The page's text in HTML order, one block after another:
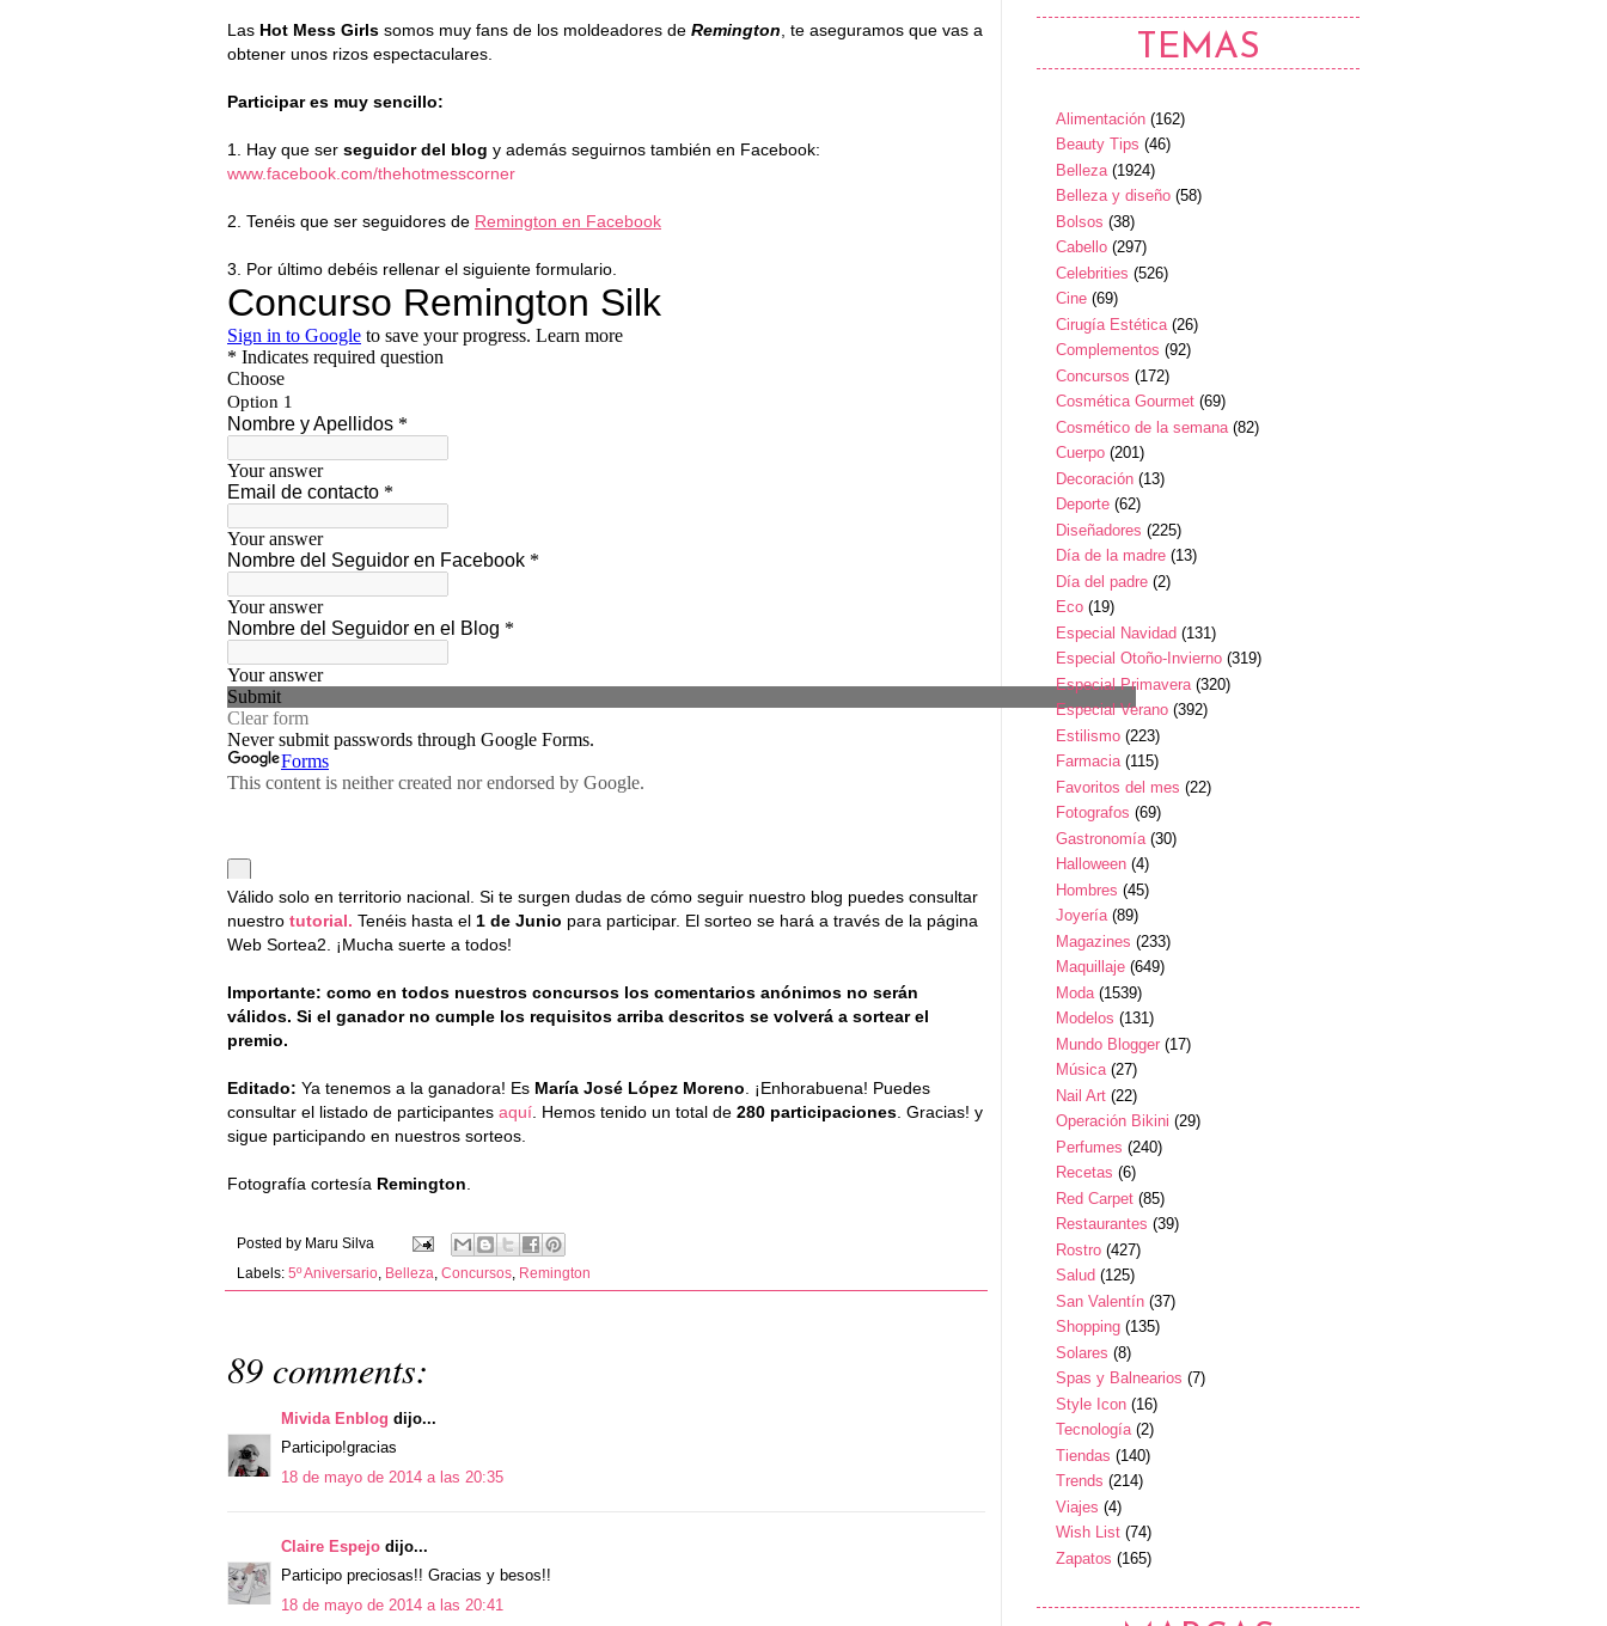
Las Hot Mess Girls somos muy fans de los moldeadores de Remington , te aseguramos que vas a
obtener unos rizos espectaculares.
Participar es muy sencillo:
1. Hay que ser seguidor del blog y además seguirnos también en Facebook:
www.facebook.com/thehotmesscorner
2. Tenéis que ser seguidores de Remington en Facebook
3. Por último debéis rellenar el siguiente formulario.
Válido solo en territorio nacional. Si te surgen dudas de cómo seguir nuestro blog puedes consultar
nuestro tutorial. Tenéis hasta el 1 de Junio para participar. El sorteo se hará a través de la página
Web Sortea2. ¡Mucha suerte a todos!
Importante: como en todos nuestros concursos los comentarios anónimos no serán
válidos. Si el ganador no cumple los requisitos arriba descritos se volverá a sortear el
premio.
Editado: Ya tenemos a la ganadora! Es María José López Moreno . ¡Enhorabuena! Puedes
consultar el listado de participantes aquí . Hemos tenido un total de 280 participaciones . Gracias! y
sigue participando en nuestros sorteos.
Fotografía cortesía Remington
Posted by Maru Silva
Labels: 5º Aniversario Belleza Concursos Remington
89 comments:
Mivida Enblog dijo...
Participo!gracias
18 de mayo de 2014 a las 20:35
Claire Espejo dijo...
Participo preciosas!! Gracias y besos!!
18 de mayo de 2014 a las 20:41
TEMAS
Alimentación (162)
Beauty Tips (46)
Belleza (1924)
Belleza y diseño (58)
Bolsos (38)
Cabello (297)
Celebrities (526)
Cine (69)
Cirugía Estética (26)
Complementos (92)
Concursos (172)
Cosmética Gourmet (69)
Cosmético de la semana (82)
Cuerpo (201)
Decoración (13)
Deporte (62)
Diseñadores (225)
Día de la madre (13)
Día del padre (2)
Eco (19)
Especial Navidad (131)
Especial Otoño-Invierno (319)
Especial Primavera (320)
Especial Verano (392)
Estilismo (223)
Farmacia (115)
Favoritos del mes (22)
Fotografos (69)
Gastronomía (30)
Halloween (4)
Hombres (45)
Joyería (89)
Magazines (233)
Maquillaje (649)
Moda (1539)
Modelos (131)
Mundo Blogger (17)
Música (27)
Nail Art (22)
Operación Bikini (29)
Perfumes (240)
Recetas (6)
Red Carpet (85)
Restaurantes (39)
Rostro (427)
Salud (125)
San Valentín (37)
Shopping (135)
Solares (8)
Spas y Balnearios (7)
Style Icon (16)
Tecnología (2)
Tiendas (140)
Trends (214)
Viajes (4)
Wish List (74)
Zapatos (165)